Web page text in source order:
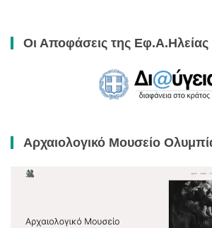
Οι Αποφάσεις της
Αρχαιολογικό Μουσείο